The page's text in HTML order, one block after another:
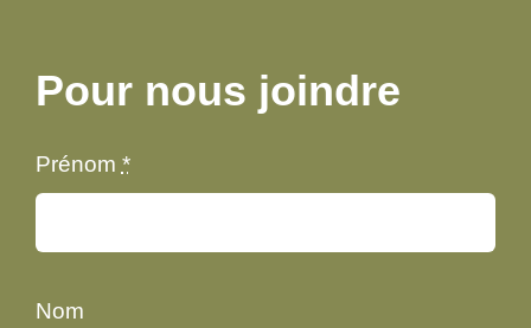
Pour nous joindre
Prénom *
Nom